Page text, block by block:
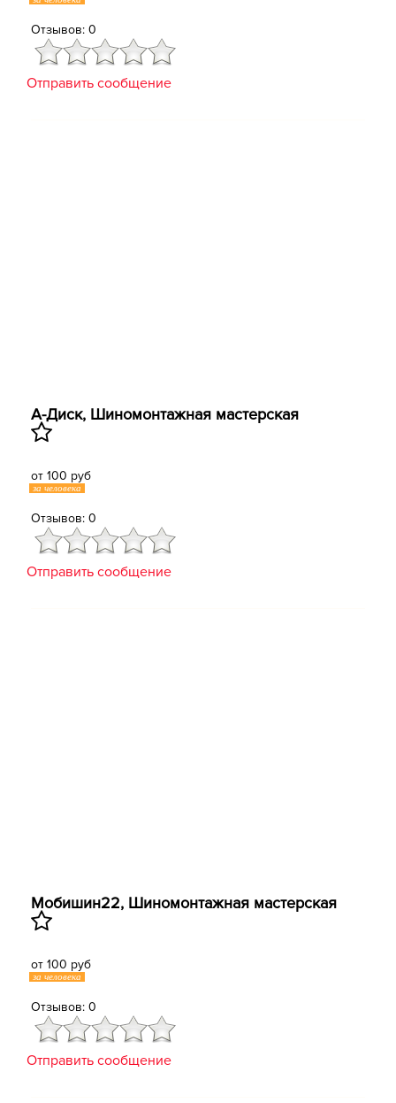
Отзывов: 0
Отправить сообщение
А-Диск, Шиномонтажная мастерская
от 100 руб
за человека
Отзывов: 0
Отправить сообщение
Мобишин22, Шиномонтажная мастерская
от 100 руб
за человека
Отзывов: 0
Отправить сообщение